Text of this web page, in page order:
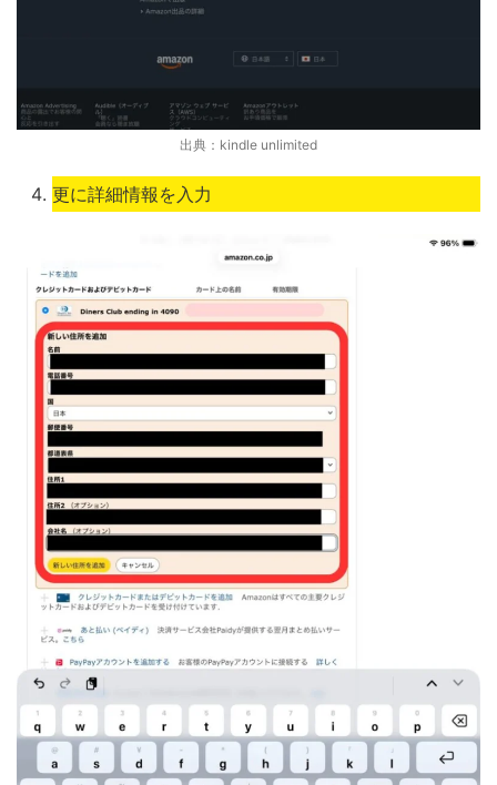
出典：kindle unlimited
更に詳細情報を入力